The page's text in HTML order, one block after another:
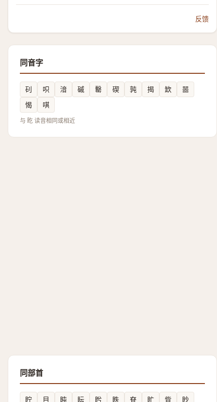
反馈
同音字
矵 呮 湆 磩 罊 碶 㝄 揭 欫
噐
愒
唭
与 盵 读音相同或相近
同部首
眝 目 盹 眃 盻 眣 眘 盳 眥 眇